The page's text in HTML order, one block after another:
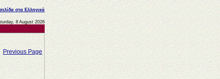
στα Ελληνικά
8 August 2026
Previous Page